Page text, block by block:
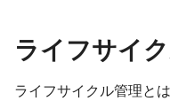
ライフサイ
ライフサイクル管理と